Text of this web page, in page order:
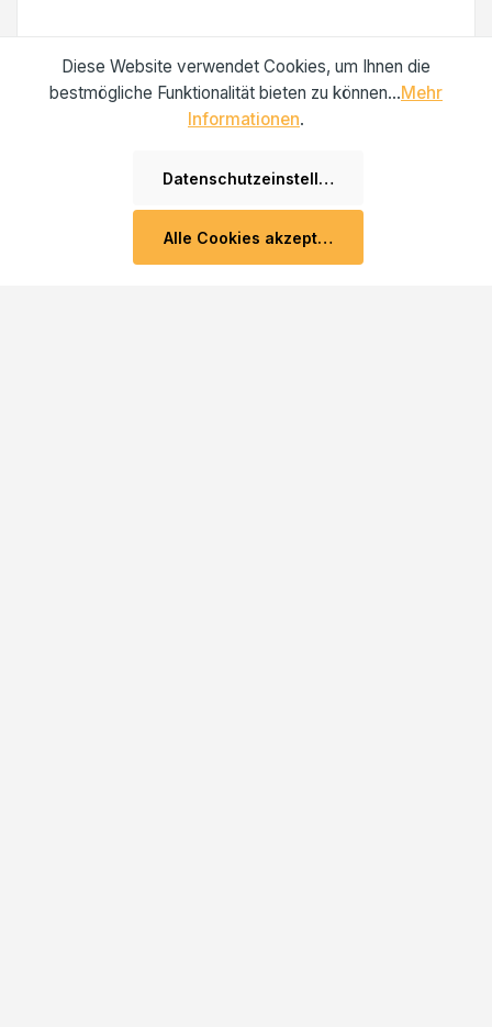
Diese Website verwendet Cookies, um Ihnen die
bestmögliche Funktionalität bieten zu können...Mehr
Informationen.
Datenschutzeinstellungen
Alle Cookies akzeptieren